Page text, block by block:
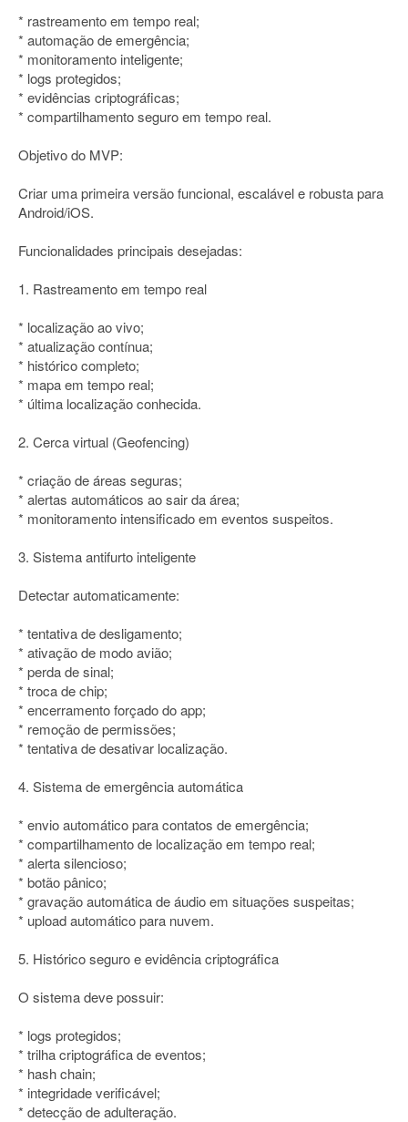
* rastreamento em tempo real;
* automação de emergência;
* monitoramento inteligente;
* logs protegidos;
* evidências criptográficas;
* compartilhamento seguro em tempo real.
Objetivo do MVP:
Criar uma primeira versão funcional, escalável e robusta para
Android/iOS.
Funcionalidades principais desejadas:
1. Rastreamento em tempo real
* localização ao vivo;
* atualização contínua;
* histórico completo;
* mapa em tempo real;
* última localização conhecida.
2. Cerca virtual (Geofencing)
* criação de áreas seguras;
* alertas automáticos ao sair da área;
* monitoramento intensificado em eventos suspeitos.
3. Sistema antifurto inteligente
Detectar automaticamente:
* tentativa de desligamento;
* ativação de modo avião;
* perda de sinal;
* troca de chip;
* encerramento forçado do app;
* remoção de permissões;
* tentativa de desativar localização.
4. Sistema de emergência automática
* envio automático para contatos de emergência;
* compartilhamento de localização em tempo real;
* alerta silencioso;
* botão pânico;
* gravação automática de áudio em situações suspeitas;
* upload automático para nuvem.
5. Histórico seguro e evidência criptográfica
O sistema deve possuir:
* logs protegidos;
* trilha criptográfica de eventos;
* hash chain;
* integridade verificável;
* detecção de adulteração.